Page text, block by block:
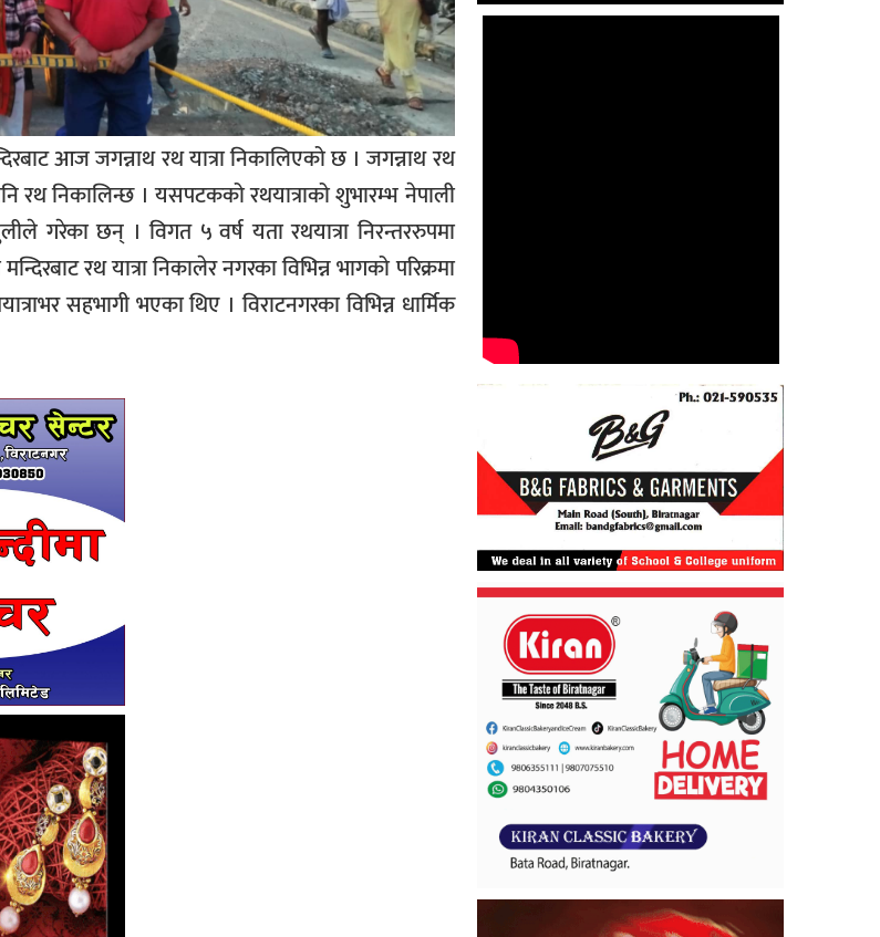
आज जगन्नाथ रथ यात्रा निकालिएको छ । जगन्नाथ रथ
रथ निकालिन्छ । यसपटकको रथयात्राको शुभारम्भ नेपाली
गरेका छन् । विगत ५ वर्ष यता रथयात्रा निरन्तररुपमा
रथ यात्रा निकालेर नगरका विभिन्न भागको परिक्रमा
सहभागी भएका थिए । विराटनगरका विभिन्न धार्मिक